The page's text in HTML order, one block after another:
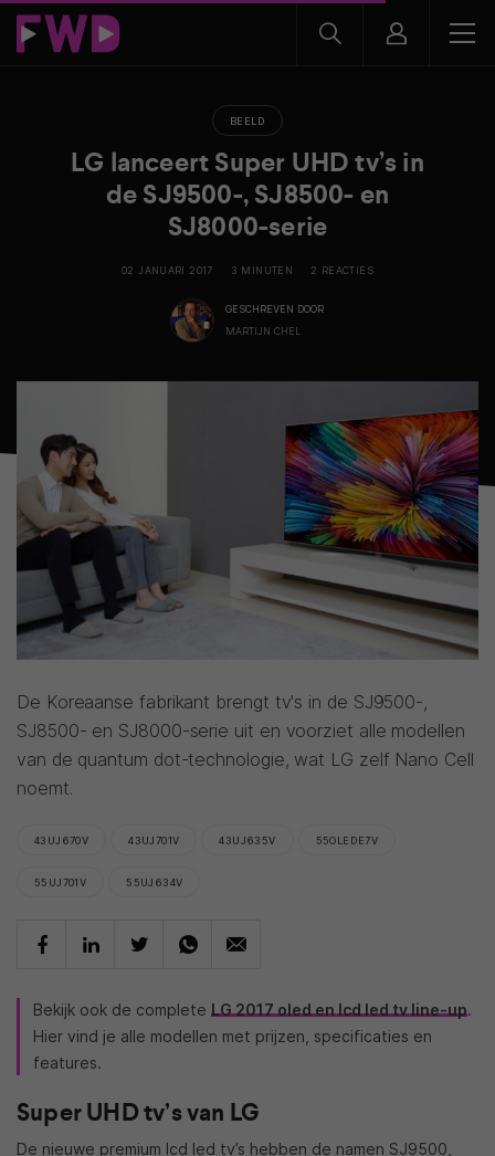
BEELD
LG lanceert Super UHD tv’s in
de SJ9500-, SJ8500- en
SJ8000-serie
02 JANUARI 2017 3 MINUTEN 2 REACTIES
GESCHREVEN DOOR
MARTIJN CHEL
De Koreaanse fabrikant brengt tv's in de SJ9500-,
SJ8500- en SJ8000-serie uit en voorziet alle modellen
van de quantum dot-technologie, wat LG zelf Nano Cell
noemt.
43UJ670V 43UJ701V 43UJ635V 55OLEDE7V
55UJ701V 55UJ634V
Bekijk ook de complete LG 2017 oled en lcd led tv line-up.
Hier vind je alle modellen met prijzen, specificaties en
features.
Super UHD tv’s van LG
De nieuwe premium lcd led tv’s hebben de namen SJ9500,